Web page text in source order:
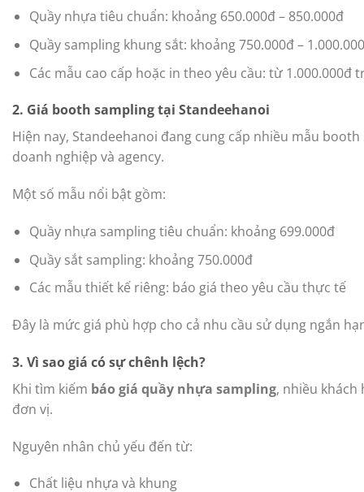
Quầy nhựa tiêu chuẩn: khoảng 650.000đ – 850.000đ
Quầy sampling khung sắt: khoảng 750.000đ –
Các mẫu cao cấp hoặc in theo yêu cầu: từ 1.000.000đ
2. Giá booth sampling tại Standeehanoi
Hiện nay, Standeehanoi đang cung cấp nhiều mẫu
doanh nghiệp và agency.
Một số mẫu nổi bật gồm:
Quầy nhựa sampling tiêu chuẩn: khoảng 699.000đ
Quầy sắt sampling: khoảng 750.000đ
Các mẫu thiết kế riêng: báo giá theo yêu cầu thực tế
Đây là mức giá phù hợp cho cả nhu cầu sử dụng ngắn
3. Vì sao giá có sự chênh lệch?
Khi tìm kiếm báo giá quầy nhựa sampling, nhiều khách
đơn vị.
Nguyên nhân chủ yếu đến từ:
Chất liệu nhựa và khung